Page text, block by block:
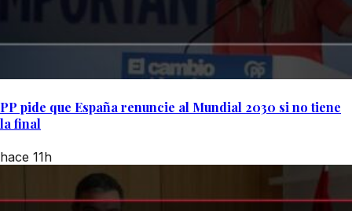
PP pide que España renuncie al Mundial 2030 si no tiene
la final
hace 11h